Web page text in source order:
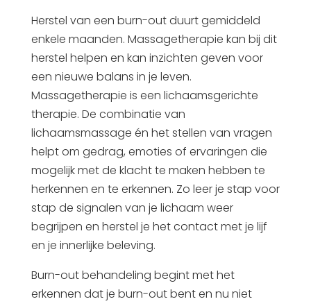
Herstel van een burn-out duurt gemiddeld
enkele maanden. Massagetherapie kan bij dit
herstel helpen en kan inzichten geven voor
een nieuwe balans in je leven.
Massagetherapie is een lichaamsgerichte
therapie. De combinatie van
lichaamsmassage én het stellen van vragen
helpt om gedrag, emoties of ervaringen die
mogelijk met de klacht te maken hebben te
herkennen en te erkennen. Zo leer je stap voor
stap de signalen van je lichaam weer
begrijpen en herstel je het contact met je lijf
en je innerlijke beleving.
Burn-out behandeling begint met het
erkennen dat je burn-out bent en nu niet